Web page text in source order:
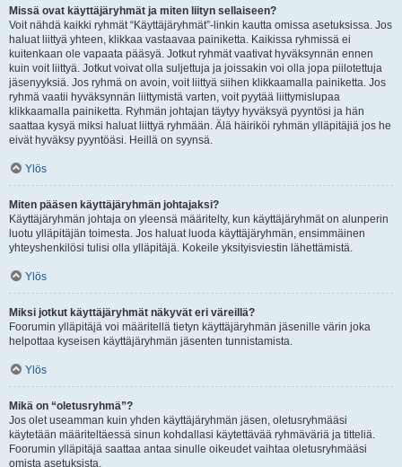
Missä ovat käyttäjäryhmät ja miten liityn sellaiseen?
Voit nähdä kaikki ryhmät “Käyttäjäryhmät”-linkin kautta omissa asetuksissa. Jos
haluat liittyä yhteen, klikkaa vastaavaa painiketta. Kaikissa ryhmissä ei
kuitenkaan ole vapaata pääsyä. Jotkut ryhmät vaativat hyväksynnän ennen
kuin voit liittyä. Jotkut voivat olla suljettuja ja joissakin voi olla jopa piilotettuja
jäsenyyksiä. Jos ryhmä on avoin, voit liittyä siihen klikkaamalla painiketta. Jos
ryhmä vaatii hyväksynnän liittymistä varten, voit pyytää liittymislupaa
klikkaamalla painiketta. Ryhmän johtajan täytyy hyväksyä pyyntösi ja hän
saattaa kysyä miksi haluat liittyä ryhmään. Älä häiriköi ryhmän ylläpitäjiä jos he
eivät hyväksy pyyntöäsi. Heillä on syynsä.
Ylös
Miten pääsen käyttäjäryhmän johtajaksi?
Käyttäjäryhmän johtaja on yleensä määritelty, kun käyttäjäryhmät on alunperin
luotu ylläpitäjän toimesta. Jos haluat luoda käyttäjäryhmän, ensimmäinen
yhteyshenkilösi tulisi olla ylläpitäjä. Kokeile yksityisviestin lähettämistä.
Ylös
Miksi jotkut käyttäjäryhmät näkyvät eri väreillä?
Foorumin ylläpitäjä voi määritellä tietyn käyttäjäryhmän jäsenille värin joka
helpottaa kyseisen käyttäjäryhmän jäsenten tunnistamista.
Ylös
Mikä on “oletusryhmä”?
Jos olet useamman kuin yhden käyttäjäryhmän jäsen, oletusryhmääsi
käytetään määriteltäessä sinun kohdallasi käytettävää ryhmäväriä ja titteliä.
Foorumin ylläpitäjä saattaa antaa sinulle oikeudet vaihtaa oletusryhmääsi
omista asetuksista.